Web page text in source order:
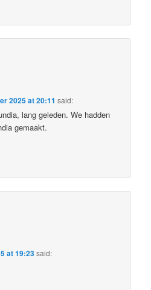
2025 at 20:11 said:
lang geleden. We hadden
gemaakt.
at 19:23said: